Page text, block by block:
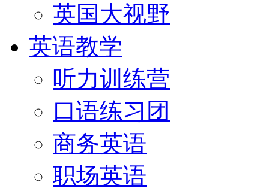
英国大视野
英语教学
听力训练营
口语练习团
商务英语
职场英语